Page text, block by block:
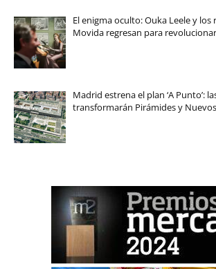
El enigma oculto: Ouka Leele y los
Movida regresan para
Madrid estrena el plan ‘A Punto’:
transformarán Pirámides y